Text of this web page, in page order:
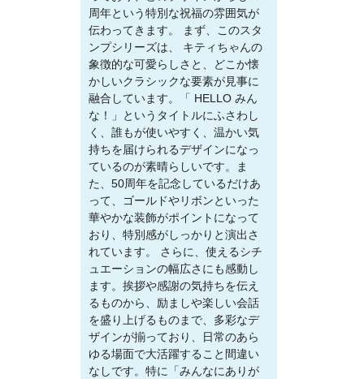
周年という特別な祝福の雰囲気が
伝わってきます。 まず、このスタ
ンプシリーズは、 キティちゃんの
象徴的な可愛らしさと、どこか懐
かしいクラシックな要素が見事に
融合しています。「 HELLO みん
な！」というタイトルにふさわし
く、誰もが使いやすく、温かい気
持ちを届けられるデザインになっ
ているのが素晴らしいです。ま
た、50周年を記念しているだけあ
って、ゴールドやリボンといった
華やかな装飾がポイントになって
おり、特別感がしっかりと演出さ
れています。 さらに、使えるシチ
ュエーションの幅広さにも感動し
ます。挨拶や感謝の気持ちを伝え
るものから、励ましや楽しい会話
を盛り上げるものまで、多彩なデ
ザインが揃っており、日常のあら
ゆる場面で大活躍すること間違い
なしです。特に「みんなにありが